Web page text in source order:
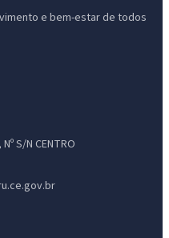
e bem-estar de todos
S/N CENTRO